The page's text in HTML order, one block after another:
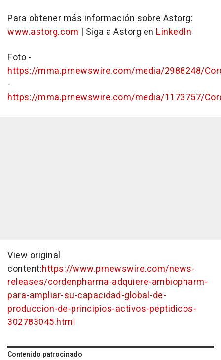
Para obtener más información sobre Astorg:
www.astorg.com | Siga a Astorg en LinkedIn
Foto -
https://mma.prnewswire.com/media/2988248/
-
https://mma.prnewswire.com/media/1173757/
View original
content:https://www.prnewswire.com/news-
releases/cordenpharma-adquiere-ambiopharm-
para-ampliar-su-capacidad-global-de-
produccion-de-principios-activos-peptidicos-
302783045.html
Contenido patrocinado